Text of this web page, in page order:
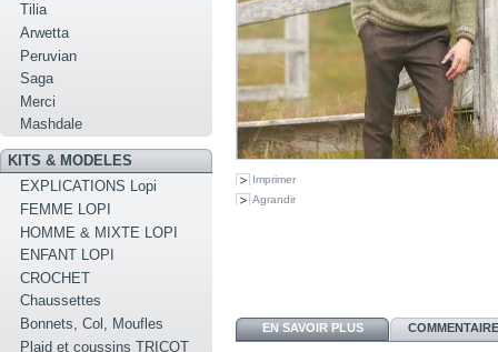
Tilia
Arwetta
Peruvian
Saga
Merci
Mashdale
KITS & MODELES
EXPLICATIONS Lopi
FEMME LOPI
HOMME & MIXTE LOPI
ENFANT LOPI
CROCHET
Chaussettes
Bonnets, Col, Moufles
Plaid et coussins TRICOT
Imprimer
Agrandir
EN SAVOIR PLUS